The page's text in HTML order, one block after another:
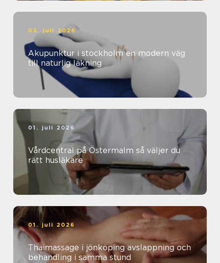
02. juli 2026
Akupunktur i stockholm en modern väg
till naturlig läkning
01. juli 2026
Vårdcentral på Östermalm så väljer du
rätt husläkare
01. juli 2026
Thaimassage i jönköping avslappning och
behandling i samma stund